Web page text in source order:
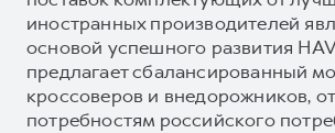
иностранных производителей
основой успешного развития
предлагает сбалансированный
кроссоверов и внедорожников,
потребностям российского